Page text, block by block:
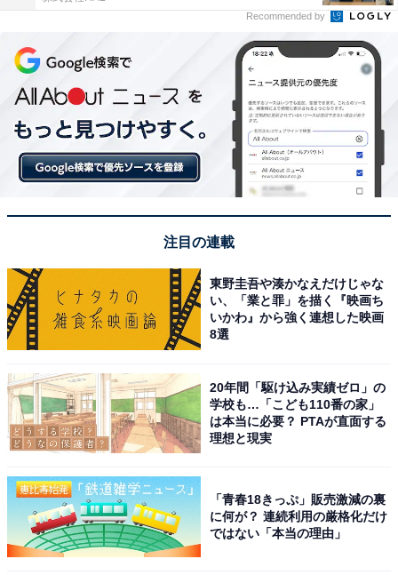
約6割が「商品やサービスによっては値上げは賛
成」と回答
値上げに対する考えを聞いたところ、57.4％が「商品や
サービスによる」と回答しています。「反対」の姿勢を
示したのは39.1％、「賛成」は、わずか3.5％でした。
Recommended by
注目の連載
東野圭吾や湊かなえだけじゃな
い、「業と罪」を描く『映画ち
いかわ』から強く連想した映画
8選
20年間「駆け込み実績ゼロ」の
学校も…「こども110番の家」
は本当に必要？ PTAが直面する
理想と現実
「青春18きっぷ」販売激減の裏
に何が？ 連続利用の厳格化だけ
ではない「本当の理由」